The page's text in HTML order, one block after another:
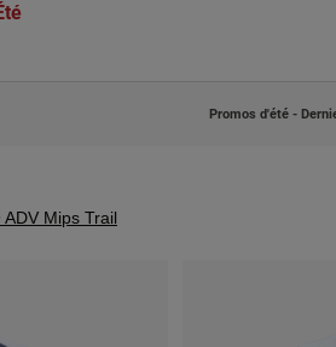
Promos d'été -
ADV Mips Trail